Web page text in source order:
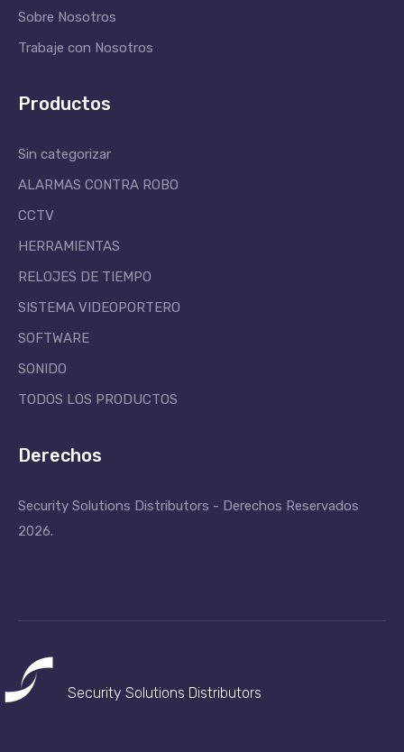
Sobre Nosotros
Trabaje con Nosotros
Productos
Sin categorizar
ALARMAS CONTRA ROBO
CCTV
HERRAMIENTAS
RELOJES DE TIEMPO
SISTEMA VIDEOPORTERO
SOFTWARE
SONIDO
TODOS LOS PRODUCTOS
Derechos
Security Solutions Distributors - Derechos Reservados
2026.
Security Solutions Distributors